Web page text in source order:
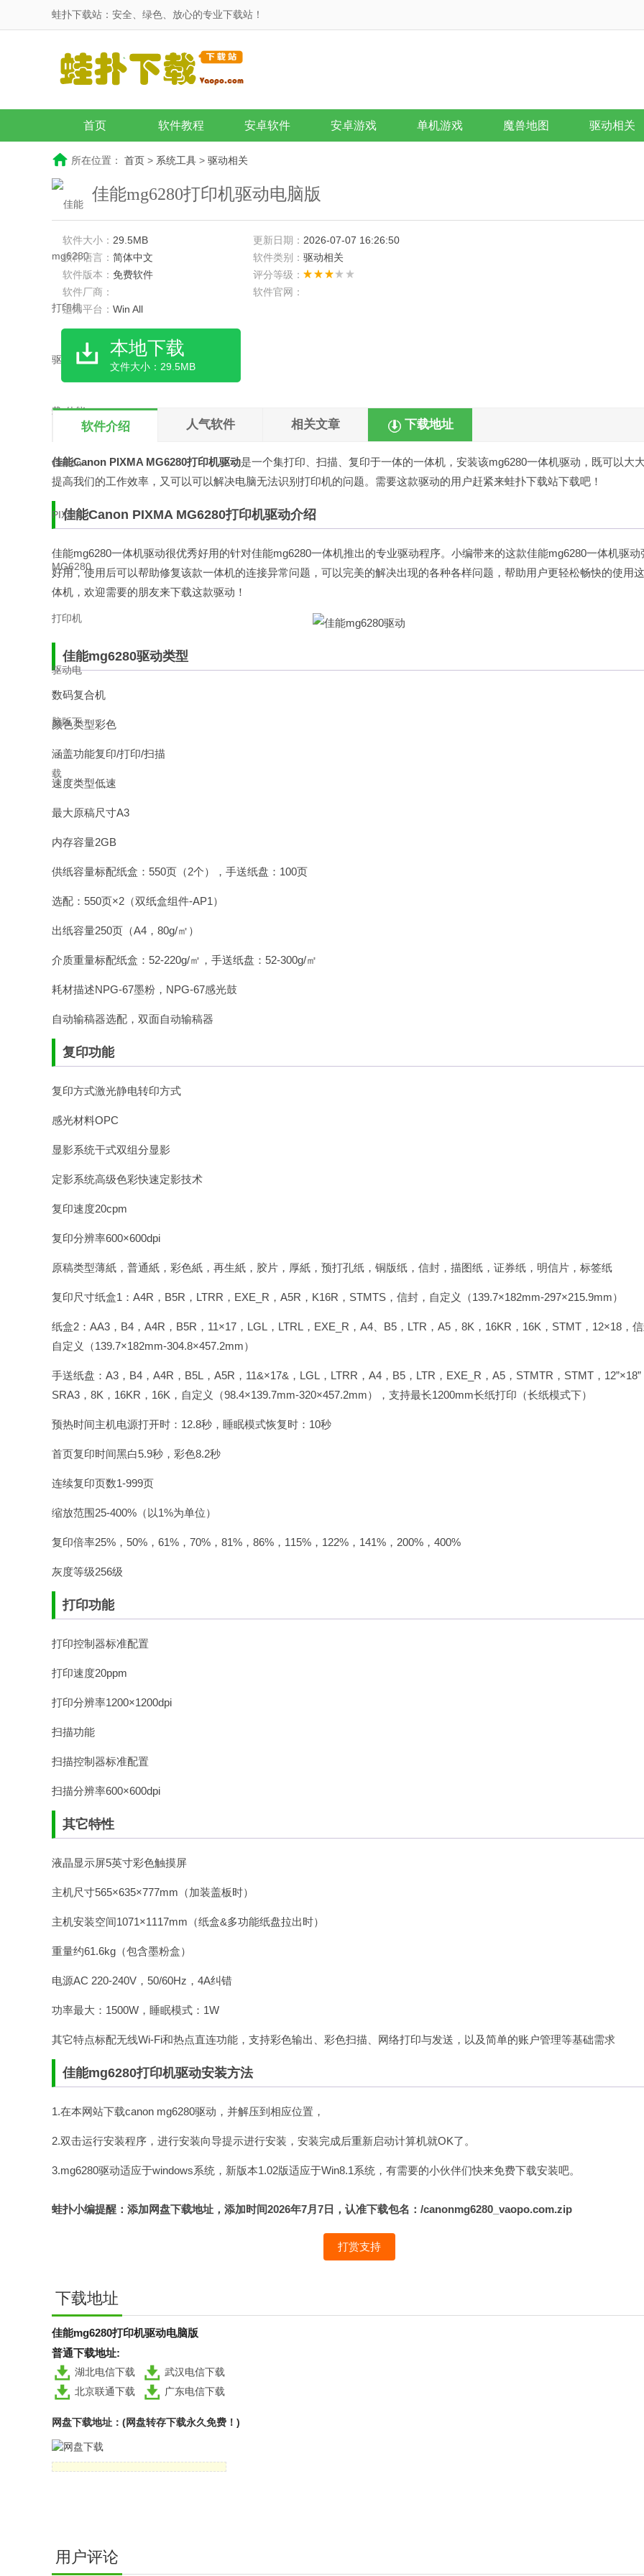
蛙扑下载站：安全、绿色、放心的专业下载站！
首页 软件教程 安卓软件 安卓游戏 单机游戏 魔兽地图 驱动相关
所在位置： 首页 > 系统工具 > 驱动相关
佳能mg6280打印机驱动电脑版
软件大小： 29.5MB 更新日期： 2026-07-07 16:26:50
软件语言： 简体中文 软件类别： 驱动相关
软件版本： 免费软件
评分等级：
软件厂商：
软件官网：
适用平台： Win All
本地下载
文件大小：29.5MB
软件介绍 人气软件 相关文章 下载地址
佳能Canon PIXMA MG6280打印机驱动是一个集打印、扫描、复印于一体的一体机，安装该mg6280一体机驱动，既可以大
提高我们的工作效率，又可以可以解决电脑无法识别打印机的问题。需要这款驱动的用户赶紧来蛙扑下载站下载吧！
佳能Canon PIXMA MG6280打印机驱动介绍
佳能mg6280一体机驱动很优秀好用的针对佳能mg6280一体机推出的专业驱动程序。小编带来的这款佳能mg6280一体机驱动
好用，使用后可以帮助修复该款一体机的连接异常问题，可以完美的解决出现的各种各样问题，帮助用户更轻松畅快的使用
体机，欢迎需要的朋友来下载这款驱动！
佳能mg6280驱动类型
数码复合机
颜色类型彩色
涵盖功能复印/打印/扫描
速度类型低速
最大原稿尺寸A3
内存容量2GB
供纸容量标配纸盒：550页（2个），手送纸盘：100页
选配：550页×2（双纸盒组件-AP1）
出纸容量250页（A4，80g/㎡）
介质重量标配纸盒：52-220g/㎡，手送纸盘：52-300g/㎡
耗材描述NPG-67墨粉，NPG-67感光鼓
自动输稿器选配，双面自动输稿器
复印功能
复印方式激光静电转印方式
感光材料OPC
显影系统干式双组分显影
定影系统高级色彩快速定影技术
复印速度20cpm
复印分辨率600×600dpi
原稿类型薄紙，普通紙，彩色紙，再生紙，胶片，厚紙，预打孔纸，铜版纸，信封，描图纸，证券纸，明信片，标签纸
复印尺寸纸盒1：A4R，B5R，LTRR，EXE_R，A5R，K16R，STMTS，信封，自定义（139.7×182mm-297×215.9mm）
纸盒2：AA3，B4，A4R，B5R，11×17，LGL，LTRL，EXE_R，A4、B5，LTR，A5，8K，16KR，16K，STMT，12×18，信
自定义（139.7×182mm-304.8×457.2mm）
手送纸盘：A3，B4，A4R，B5L，A5R，11&×17&，LGL，LTRR，A4，B5，LTR，EXE_R，A5，STMTR，STMT，12”×18”
SRA3，8K，16KR，16K，自定义（98.4×139.7mm-320×457.2mm），支持最长1200mm长纸打印（长纸模式下）
预热时间主机电源打开时：12.8秒，睡眠模式恢复时：10秒
首页复印时间黑白5.9秒，彩色8.2秒
连续复印页数1-999页
缩放范围25-400%（以1%为单位）
复印倍率25%，50%，61%，70%，81%，86%，115%，122%，141%，200%，400%
灰度等级256级
打印功能
打印控制器标准配置
打印速度20ppm
打印分辨率1200×1200dpi
扫描功能
扫描控制器标准配置
扫描分辨率600×600dpi
其它特性
液晶显示屏5英寸彩色触摸屏
主机尺寸565×635×777mm（加装盖板时）
主机安装空间1071×1117mm（纸盒&多功能纸盘拉出时）
重量约61.6kg（包含墨粉盒）
电源AC 220-240V，50/60Hz，4A纠错
功率最大：1500W，睡眠模式：1W
其它特点标配无线Wi-Fi和热点直连功能，支持彩色输出、彩色扫描、网络打印与发送，以及简单的账户管理等基础需求
佳能mg6280打印机驱动安装方法
1.在本网站下载canon mg6280驱动，并解压到相应位置，
2.双击运行安装程序，进行安装向导提示进行安装，安装完成后重新启动计算机就OK了。
3.mg6280驱动适应于windows系统，新版本1.02版适应于Win8.1系统，有需要的小伙伴们快来免费下载安装吧。
蛙扑小编提醒：添加网盘下载地址，添加时间2026年7月7日，认准下载包名：/canonmg6280_vaopo.com.zip
打赏支持
下载地址
佳能mg6280打印机驱动电脑版
普通下载地址:
湖北电信下载
武汉电信下载
北京联通下载
广东电信下载
网盘下载地址：(网盘转存下载永久免费！)
用户评论